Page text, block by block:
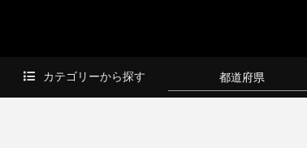
カテゴリーから探す 都道府県